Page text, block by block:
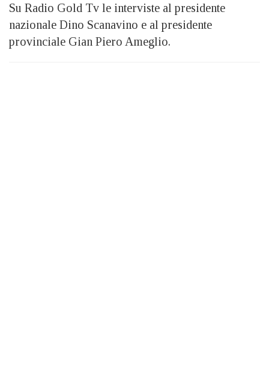
Su Radio Gold Tv le interviste al presidente
nazionale Dino Scanavino e al presidente
provinciale Gian Piero Ameglio.